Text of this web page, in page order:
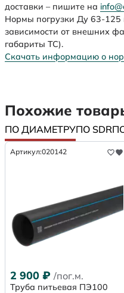
доставки – пишите на
Нормы погрузки Ду 63-125
зависимости от внешних
габариты ТС).
Скачать информацию о
Похожие
ПО ДИАМЕТРУПО SDR
Артикул:020142
2 900 ₽ /пог.м.
Труба питьевая ПЭ100